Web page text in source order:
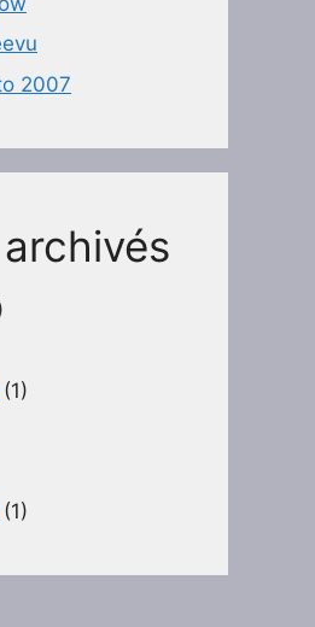
2007
(1)
(1)